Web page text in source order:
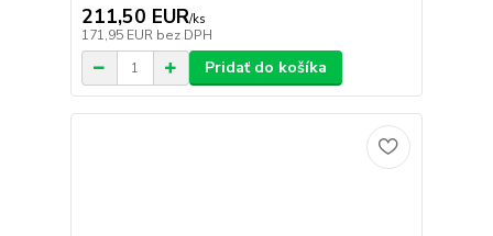
211,50 EUR/ks
171,95 EUR bez DPH
Pridať do košíka